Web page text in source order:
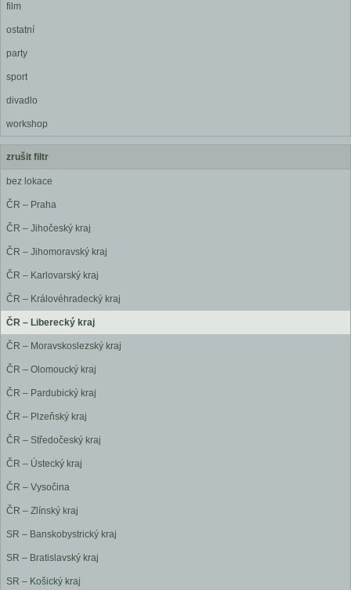
film
ostatní
party
sport
divadlo
workshop
zrušit filtr
bez lokace
ČR – Praha
ČR – Jihočeský kraj
ČR – Jihomoravský kraj
ČR – Karlovarský kraj
ČR – Královéhradecký kraj
ČR – Liberecký kraj
ČR – Moravskoslezský kraj
ČR – Olomoucký kraj
ČR – Pardubický kraj
ČR – Plzeňský kraj
ČR – Středočeský kraj
ČR – Ústecký kraj
ČR – Vysočina
ČR – Zlínský kraj
SR – Banskobystrický kraj
SR – Bratislavský kraj
SR – Košický kraj